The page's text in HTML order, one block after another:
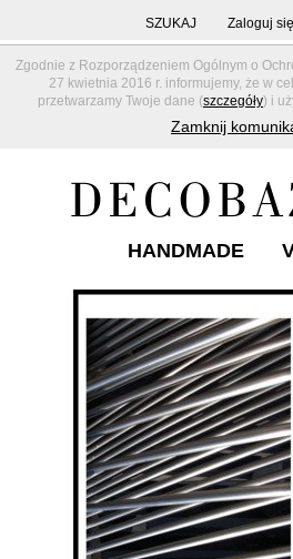
Zgodnie z Rozporządzeniem Ogólnym o
27 kwietnia 2016 r. informujemy, że w
przetwarzamy Twoje dane (szczegóły) i
Zamknij
SZUKAJ Zaloguj się
HANDMADE